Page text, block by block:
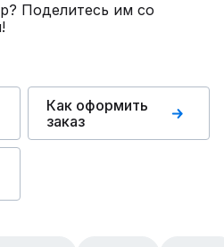
Поделитесь им со
Как оформить
заказ